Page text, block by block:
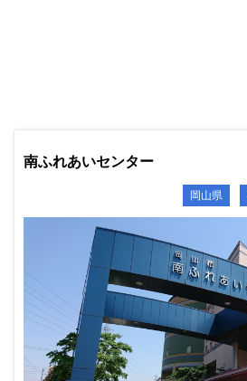
南ふれあいセンター
岡山県